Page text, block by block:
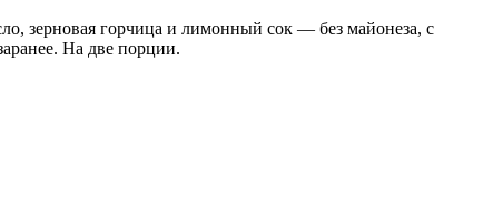
зерновая горчица и лимонный сок — без майонеза, с
На две порции.